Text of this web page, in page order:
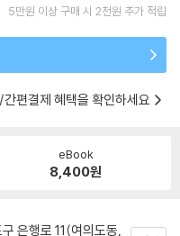
5만원 이상 구매 시 2천원 추가 적립
편결제 혜택을 확인하세요
eBook
8,400원
은행로 11(여의도동,